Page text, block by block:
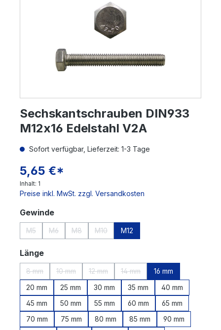
Sechskantschrauben DIN933
M12x16 Edelstahl V2A
Sofort verfügbar, Lieferzeit: 1-3 Tage
5,65 €*
Inhalt: 1
Preise inkl. MwSt. zzgl. Versandkosten
Gewindeauswählen
M5 M6 M8 M10 M12
Längeauswählen
8 mm 10 mm 12 mm 14 mm
16 mm
20 mm
25 mm 30 mm 35 mm
40 mm
45 mm
50 mm 55 mm 60 mm
65 mm
70 mm
75 mm 80 mm 85 mm
90 mm